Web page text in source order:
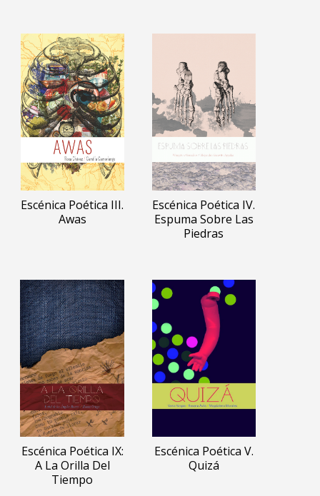
Escénica Poética III.
Awas
Escénica Poética IV.
Espuma Sobre Las
Piedras
Escénica Poética IX:
A La Orilla Del
Tiempo
Escénica Poética V.
Quizá